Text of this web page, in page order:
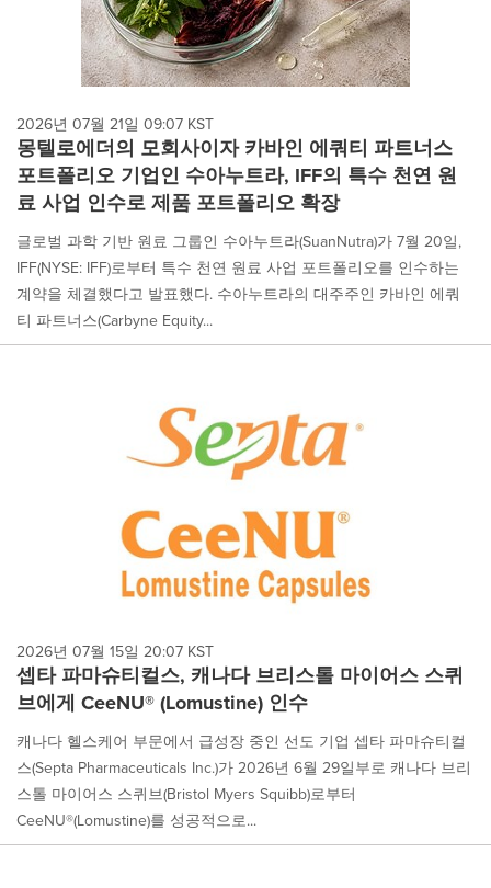
2026년 07월 21일 09:07 KST
몽텔로에더의 모회사이자 카바인 에쿼티 파트너스
포트폴리오 기업인 수아누트라, IFF의 특수 천연 원
료 사업 인수로 제품 포트폴리오 확장
글로벌 과학 기반 원료 그룹인 수아누트라(SuanNutra)가 7월 20일,
IFF(NYSE: IFF)로부터 특수 천연 원료 사업 포트폴리오를 인수하는
계약을 체결했다고 발표했다. 수아누트라의 대주주인 카바인 에쿼
티 파트너스(Carbyne Equity...
2026년 07월 15일 20:07 KST
셉타 파마슈티컬스, 캐나다 브리스톨 마이어스 스퀴
브에게 CeeNU® (Lomustine) 인수
캐나다 헬스케어 부문에서 급성장 중인 선도 기업 셉타 파마슈티컬
스(Septa Pharmaceuticals Inc.)가 2026년 6월 29일부로 캐나다 브리
스톨 마이어스 스퀴브(Bristol Myers Squibb)로부터
CeeNU®(Lomustine)를 성공적으로...